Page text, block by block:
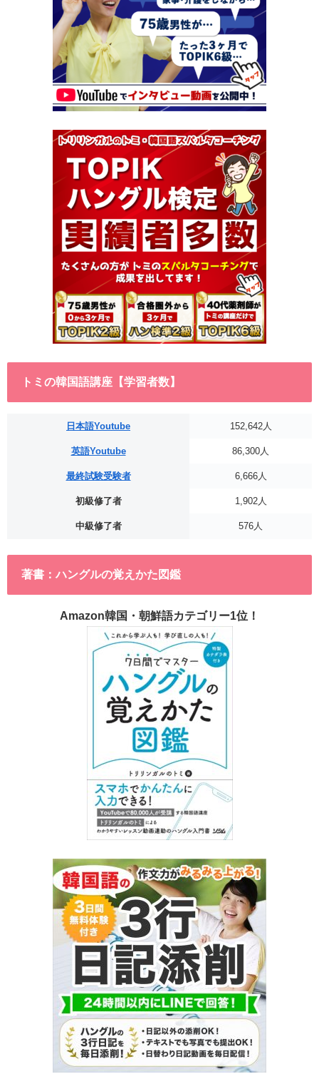
トミの韓国語講座【学習者数】
日本語Youtube 152,642人
英語Youtube 86,300人
最終試験受験者 6,666人
初級修了者 1,902人
中級修了者 576人
著書：ハングルの覚えかた図鑑
Amazon韓国・朝鮮語カテゴリー1位！